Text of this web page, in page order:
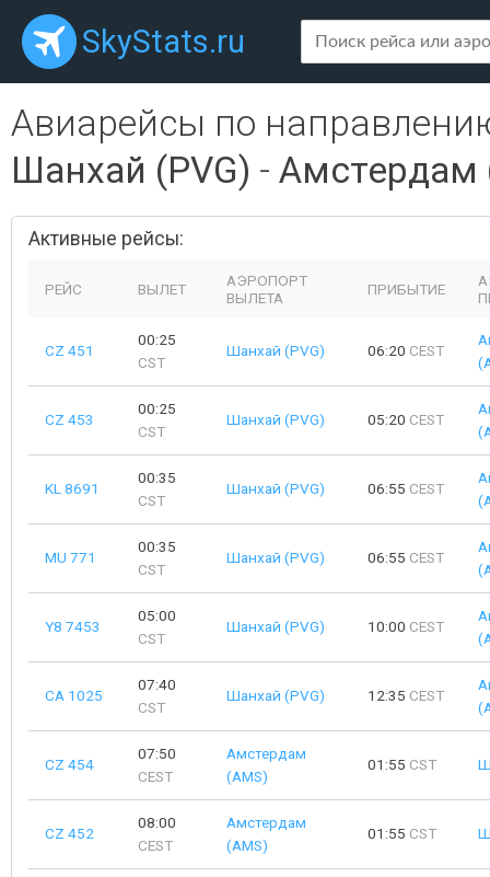
SkyStats.ru
Авиарейсы по
Шанхай (PVG) - Амстердам
Активные рейсы:
РЕЙС ВЫЛЕТ
АЭРОПОРТ
ВЫЛЕТА
ПРИБЫТИЕ
CZ 451
00:25
CST
Шанхай (PVG) 06:20 CEST
CZ 453
00:25
CST
Шанхай (PVG) 05:20 CEST
KL 8691
00:35
CST
Шанхай (PVG) 06:55 CEST
MU 771
00:35
CST
Шанхай (PVG) 06:55 CEST
Y8 7453
05:00
CST
Шанхай (PVG) 10:00 CEST
CA 1025
07:40
CST
Шанхай (PVG) 12:35 CEST
CZ 454
07:50
CEST
Амстердам
(AMS)
01:55 CST
CZ 452
08:00
CEST
Амстердам
(AMS)
01:55 CST